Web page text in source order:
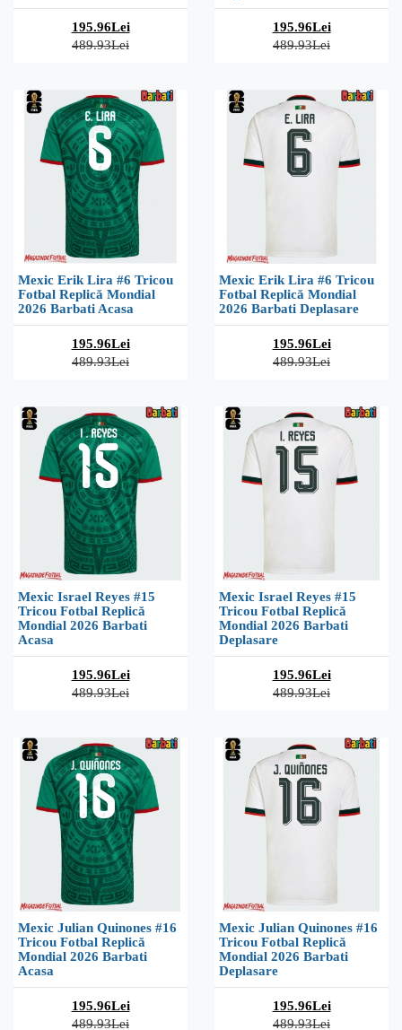
195.96Lei
489.93Lei
195.96Lei
489.93Lei
Mexic Erik Lira #6 Tricou
Fotbal Replică Mondial
2026 Barbati Acasa
195.96Lei
489.93Lei
Mexic Erik Lira #6 Tricou
Fotbal Replică Mondial
2026 Barbati Deplasare
195.96Lei
489.93Lei
Mexic Israel Reyes #15
Tricou Fotbal Replică
Mondial 2026 Barbati
Acasa
195.96Lei
489.93Lei
Mexic Israel Reyes #15
Tricou Fotbal Replică
Mondial 2026 Barbati
Deplasare
195.96Lei
489.93Lei
Mexic Julian Quinones #16
Tricou Fotbal Replică
Mondial 2026 Barbati
Acasa
195.96Lei
489.93Lei
Mexic Julian Quinones #16
Tricou Fotbal Replică
Mondial 2026 Barbati
Deplasare
195.96Lei
489.93Lei